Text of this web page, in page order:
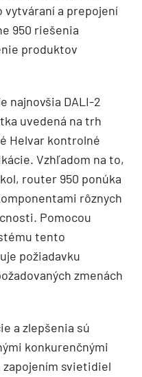
a prepojení
950 riešenia
produktov
najnovšia DALI-2
uvedená na trh
Helvar kontrolné
Vzhľadom na to,
router 950 ponúka
rôznych
Pomocou
tento
požiadavku
zmenách
a zlepšenia sú
konkurenčnými
svietidiel